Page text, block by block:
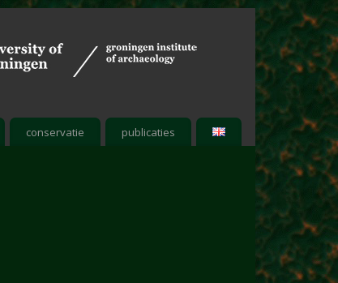
conservatie publicaties